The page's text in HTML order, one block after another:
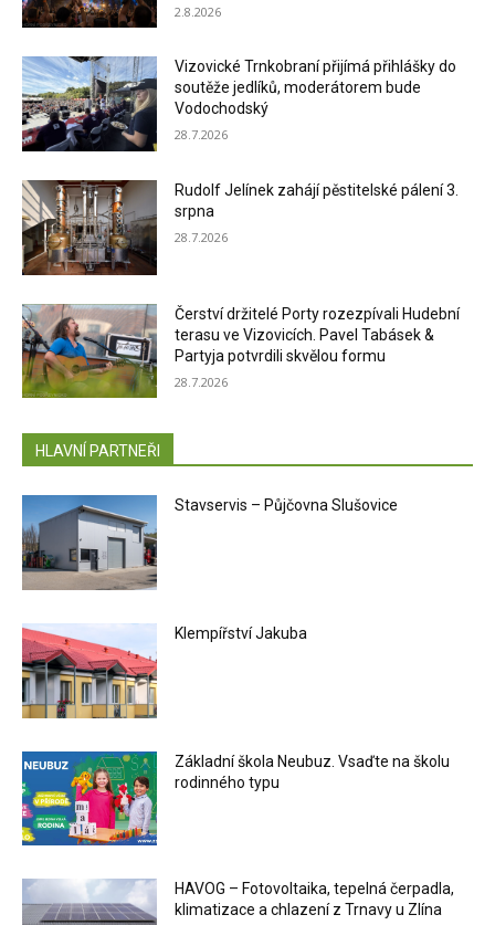
2.8.2026
Vizovické Trnkobraní přijímá přihlášky do
soutěže jedlíků, moderátorem bude
Vodochodský
28.7.2026
Rudolf Jelínek zahájí pěstitelské pálení 3.
srpna
28.7.2026
Čerství držitelé Porty rozezpívali Hudební
terasu ve Vizovicích. Pavel Tabásek &
Partyja potvrdili skvělou formu
28.7.2026
HLAVNÍ PARTNEŘI
Stavservis – Půjčovna Slušovice
Klempířství Jakuba
Základní škola Neubuz. Vsaďte na školu
rodinného typu
HAVOG – Fotovoltaika, tepelná čerpadla,
klimatizace a chlazení z Trnavy u Zlína